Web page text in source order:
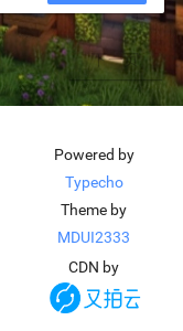
下一页
Powered by
Typecho
Theme by
MDUI2333
CDN by